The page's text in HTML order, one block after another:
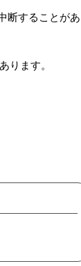
断することがあ
ります。